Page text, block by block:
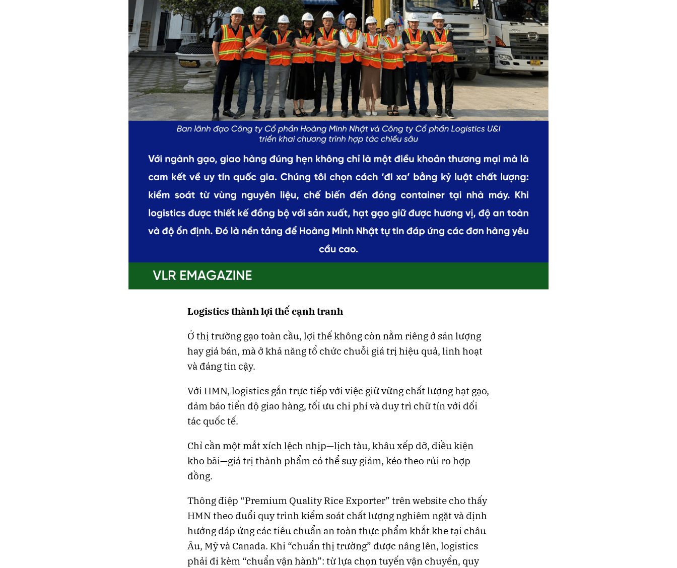
Logistics thành lợi thế cạnh tranh
Ở thị trường gạo toàn cầu, lợi thế không còn nằm riêng ở sản lượng
hay giá bán, mà ở khả năng tổ chức chuỗi giá trị hiệu quả, linh hoạt
và đáng tin cậy.
Với HMN, logistics gắn trực tiếp với việc giữ vững chất lượng hạt gạo,
đảm bảo tiến độ giao hàng, tối ưu chi phí và duy trì chữ tín với đối
tác quốc tế.
Chỉ cần một mắt xích lệch nhịp—lịch tàu, khâu xếp dỡ, điều kiện
kho bãi—giá trị thành phẩm có thể suy giảm, kéo theo rủi ro hợp
đồng.
Thông điệp “Premium Quality Rice Exporter” trên website cho thấy
HMN theo đuổi quy trình kiểm soát chất lượng nghiêm ngặt và định
hướng đáp ứng các tiêu chuẩn an toàn thực phẩm khắt khe tại châu
Âu, Mỹ và Canada. Khi “chuẩn thị trường” được nâng lên, logistics
phải đi kèm “chuẩn vận hành”: từ lựa chọn tuyến vận chuyển, quy